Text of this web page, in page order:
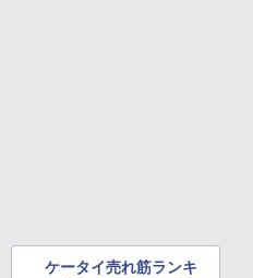
ケータイ売れ筋ランキ